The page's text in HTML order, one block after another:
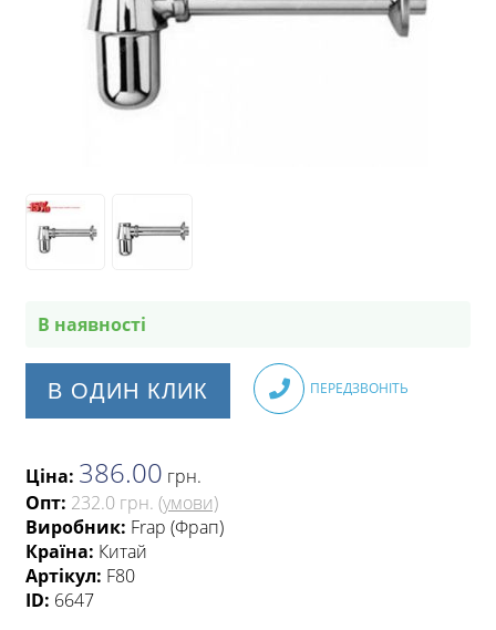
В наявності
В ОДИН КЛИК ПЕРЕДЗВОНІТЬ
Ціна: 386.00 грн.
Опт: 232.0 грн. (умови)
Виробник: Frap (Фрап)
Країна: Китай
Артікул: F80
ID: 6647